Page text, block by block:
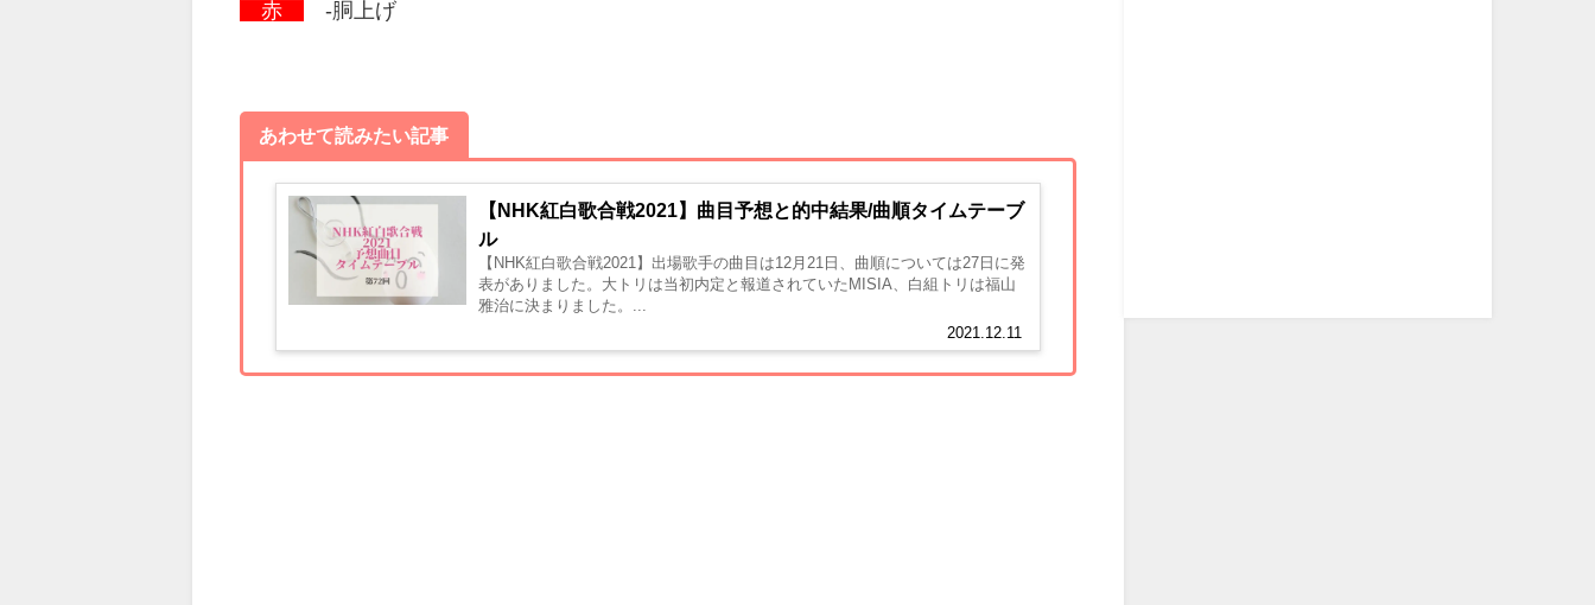
赤 -胴上げ
あわせて読みたい記事
【NHK紅白歌合戦2021】曲目予想と的中結果/曲順タイムテーブ
ル
2021.12.11
【NHK紅白歌合戦2021】出場歌手の曲目は12月21日、曲順については27日に発
表がありました。大トリは当初内定と報道されていたMISIA、白組トリは福山
雅治に決まりました。...